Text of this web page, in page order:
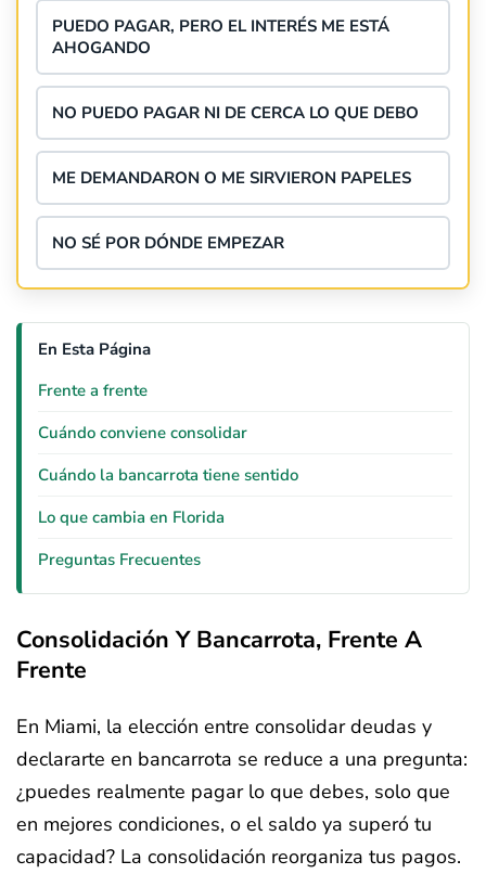
PUEDO PAGAR, PERO EL INTERÉS ME ESTÁ
AHOGANDO
NO PUEDO PAGAR NI DE CERCA LO QUE DEBO
ME DEMANDARON O ME SIRVIERON PAPELES
NO SÉ POR DÓNDE EMPEZAR
En Esta Página
Frente a frente
Cuándo conviene consolidar
Cuándo la bancarrota tiene sentido
Lo que cambia en Florida
Preguntas Frecuentes
Consolidación Y Bancarrota, Frente A
Frente
En Miami, la elección entre consolidar deudas y
declararte en bancarrota se reduce a una pregunta:
¿puedes realmente pagar lo que debes, solo que
en mejores condiciones, o el saldo ya superó tu
capacidad? La consolidación reorganiza tus pagos.